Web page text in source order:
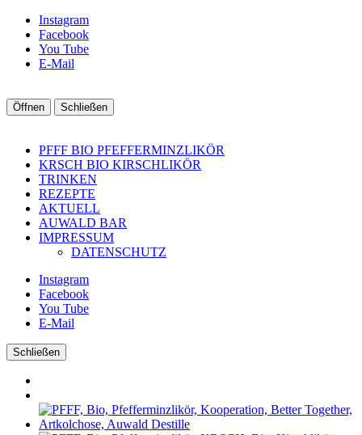
Instagram
Facebook
You Tube
E-Mail
Öffnen Schließen
PFFF BIO PFEFFERMINZLIKÖR
KRSCH BIO KIRSCHLIKÖR
TRINKEN
REZEPTE
AKTUELL
AUWALD BAR
IMPRESSUM
DATENSCHUTZ
Instagram
Facebook
You Tube
E-Mail
Schließen